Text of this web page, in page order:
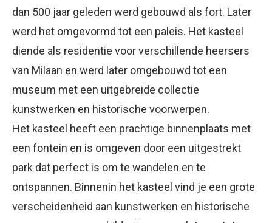
dan 500 jaar geleden werd gebouwd als fort. Later
werd het omgevormd tot een paleis. Het kasteel
diende als residentie voor verschillende heersers
van Milaan en werd later omgebouwd tot een
museum met een uitgebreide collectie
kunstwerken en historische voorwerpen.
Het kasteel heeft een prachtige binnenplaats met
een fontein en is omgeven door een uitgestrekt
park dat perfect is om te wandelen en te
ontspannen. Binnenin het kasteel vind je een grote
verscheidenheid aan kunstwerken en historische